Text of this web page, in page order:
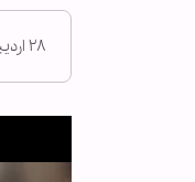
۲۸ اردیبهشت ۱۴۰۵ - ۱۶:۵۶